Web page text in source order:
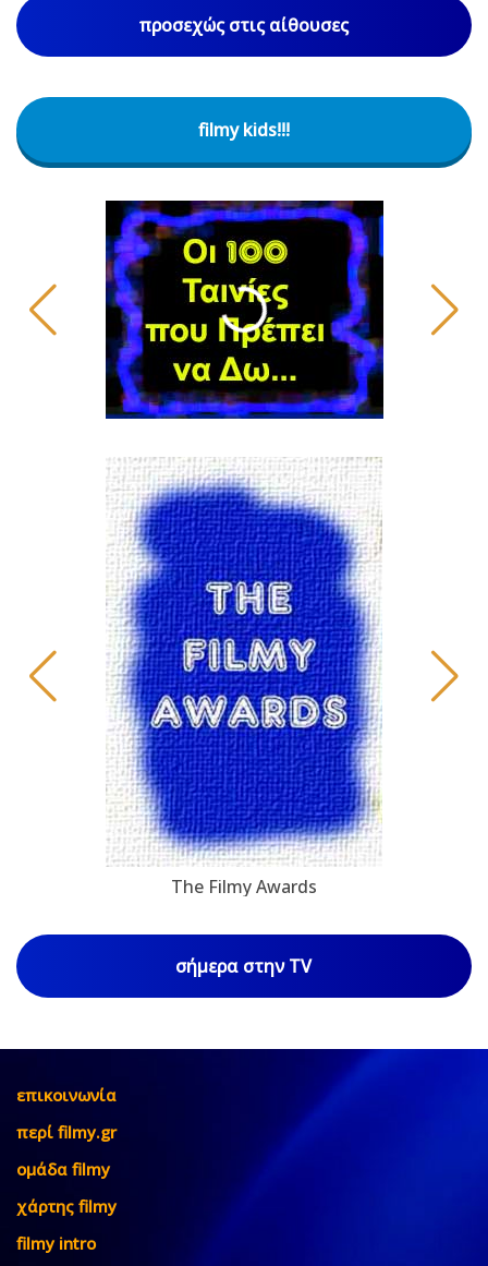
προσεχώς στις αίθουσες
filmy kids!!!
The Filmy Awards
σήμερα στην TV
επικοινωνία
περί filmy.gr
ομάδα filmy
χάρτης filmy
filmy intro